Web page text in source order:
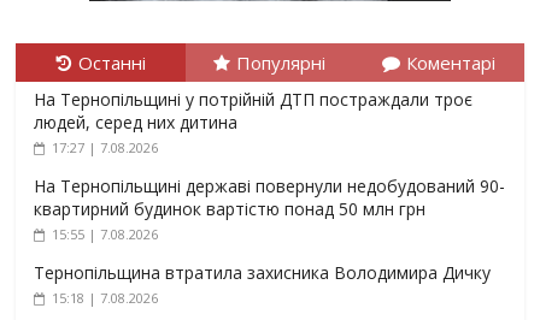
Останні Популярні Коментарі
На Тернопільщині у потрійній ДТП постраждали троє
людей, серед них дитина
17:27 | 7.08.2026
На Тернопільщині державі повернули недобудований 90-
квартирний будинок вартістю понад 50 млн грн
15:55 | 7.08.2026
Тернопільщина втратила захисника Володимира Дичку
15:18 | 7.08.2026